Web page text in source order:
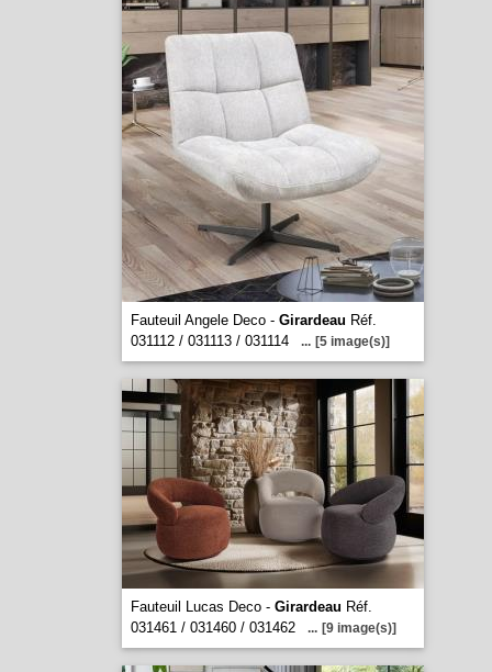
Fauteuil Angele Deco - Girardeau Réf.
031112 / 031113 / 031114
... [5 image(s)]
Fauteuil Lucas Deco - Girardeau Réf.
031461 / 031460 / 031462
... [9 image(s)]